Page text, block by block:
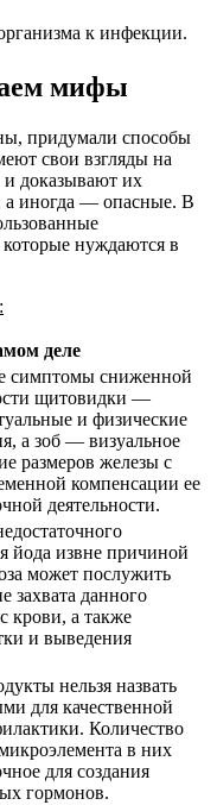
к инфекции.
мифы
придумали способы
свои взгляды на
доказывают их
а иногда — опасные. В
нуждаются в
деле
симптомы сниженной
щитовидки —
и физические
а зоб — визуальное
размеров железы с
компенсации ее
деятельности.
йода извне причиной
может послужить
захвата данного
крови, а также
и выведения
нельзя назвать
для качественной
Количество
в них
для создания
гормонов.